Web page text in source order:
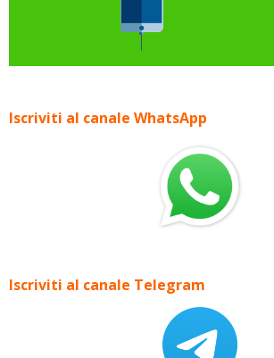
Iscriviti al canale WhatsApp
Iscriviti al canale Telegram